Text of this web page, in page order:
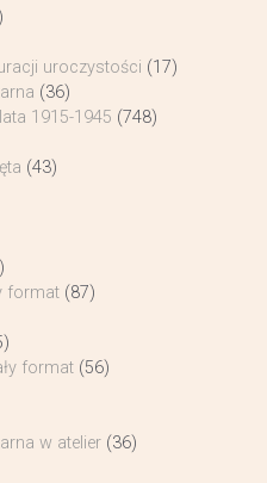
uroczystości (17)
(36)
1915-1945 (748)
(43)
format (87)
format (56)
w atelier (36)